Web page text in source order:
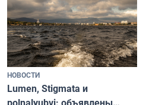
НОВОСТИ
Lumen, Stigmata и